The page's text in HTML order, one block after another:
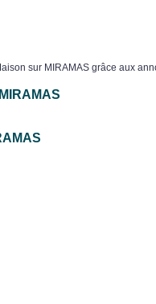
sur MIRAMAS grâce aux